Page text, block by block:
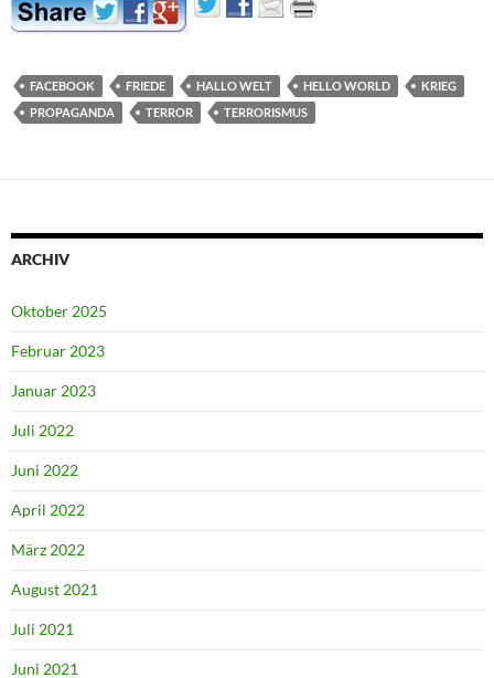
FACEBOOK FRIEDE HALLO WELT HELLO WORLD
KRIEG
PROPAGANDA
TERROR TERRORISMUS
ARCHIV
Oktober 2025
Februar 2023
Januar 2023
Juli 2022
Juni 2022
April 2022
März 2022
August 2021
Juli 2021
Juni 2021